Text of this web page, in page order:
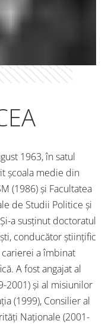
1963, în satul
școala medie din
(1986) și Facultatea
de Studii Politice și
a susținut doctoratul
conducător științific
carierei a îmbinat
A fost angajat al
2001) și al misiunilor
(1999), Consilier al
Naționale (2001-